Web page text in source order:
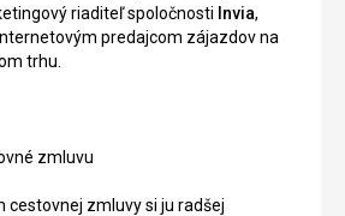
riaditeľ spoločnosti Invia,
predajcom zájazdov na
trhu.
zmluvu
cestovnej zmluvy si ju radšej